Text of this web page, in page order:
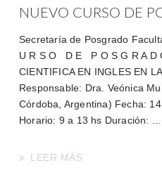
NUEVO CURSO DE
Secretaría de Posgrado
U R S O D E P O S G R A D
CIENTIFICA EN INGLES EN
Responsable: Dra. Veónica
Córdoba, Argentina) Fecha:
Horario: 9 a 13 hs Duración: ...
LEER MÁS